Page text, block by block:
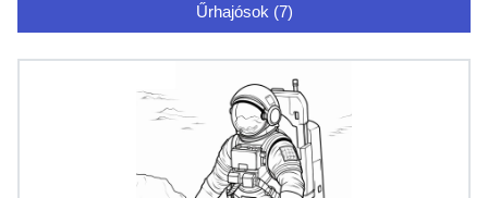
Űrhajósok (7)